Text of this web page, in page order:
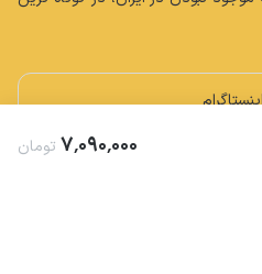
۷٬۰۹۰٬۰۰۰ تومان
و متعلق به فروشگاه آرانیکا می باشد.